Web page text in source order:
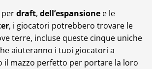
draft, dell’espansione e le
, i giocatori potrebbero trovare le
terre, incluse queste cinque uniche
aiuteranno i tuoi giocatori a
il mazzo perfetto per portare la loro